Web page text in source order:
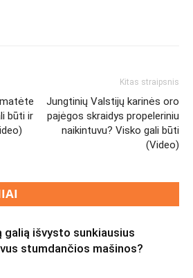
būti ir
Kitas straipsnis
Jungtinių Valstijų karinės oro
pajėgos skraidys propeleriniu
naikintuvu? Visko gali būti
(Video)
galią išvysto sunkiausius
stumdančios mašinos?